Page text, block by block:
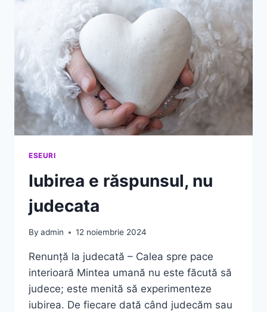
ESEURI
Iubirea e răspunsul, nu
judecata
By admin 12 noiembrie 2024
Renunță la judecată – Calea spre pace
interioară Mintea umană nu este făcută să
judece; este menită să experimenteze
iubirea. De fiecare dată când judecăm sau